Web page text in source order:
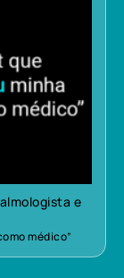
e
médico”